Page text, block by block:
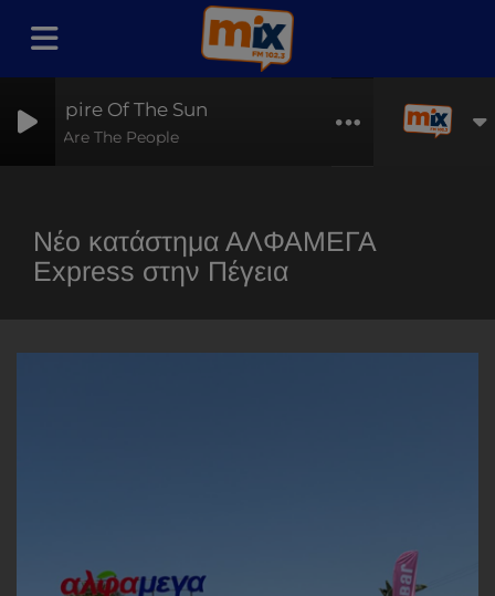
Empire Of The Sun
We Are The People
Νέο κατάστημα ΑΛΦΑΜΕΓΑ
Express στην Πέγεια